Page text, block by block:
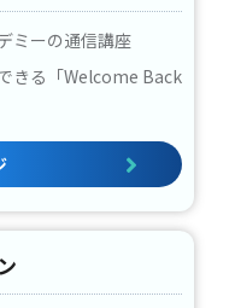
ミーの通信講座
きる「Welcome Back